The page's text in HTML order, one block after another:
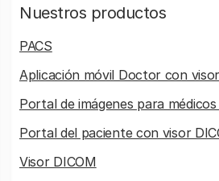
Nuestros productos
PACS
Aplicación móvil Doctor con
Portal de imágenes para
Portal del paciente con visor
Visor DICOM